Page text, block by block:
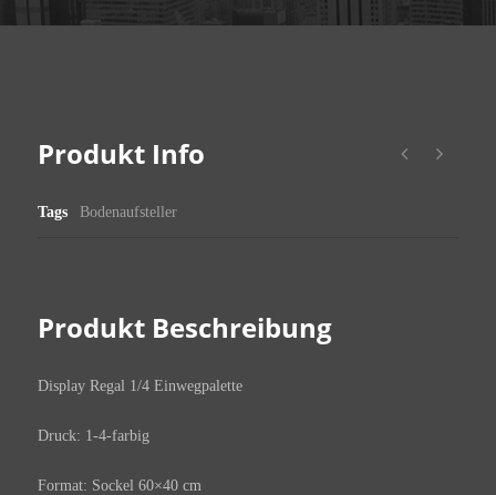
Produkt Info
Tags Bodenaufsteller
Produkt Beschreibung
Display Regal 1/4 Einwegpalette
Druck: 1-4-farbig
Format: Sockel 60×40 cm